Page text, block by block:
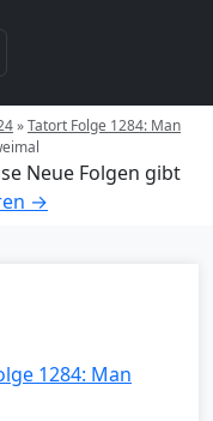
»Tatort Folge 1284: Man
Neue Folgen gibt
→
1284: Man